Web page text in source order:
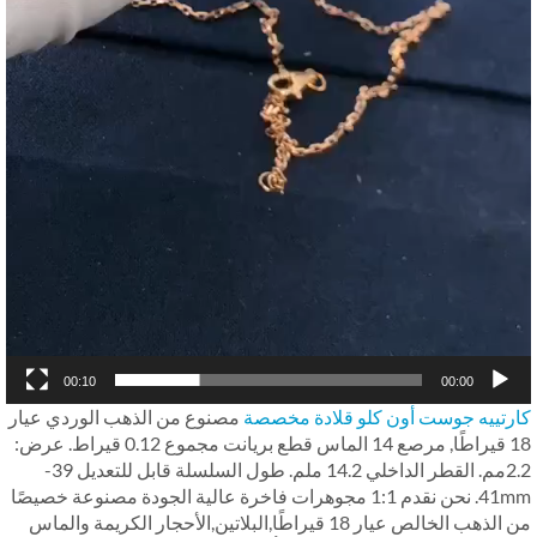
00:00
00:10
جوست أون كلو قلادة مخصصةمصنوع من الذهب الوردي عيار
18 قيراطًا, مرصع 14 الماس قطع بريانت مجموع 0.12 قيراط. عرض:
2.2مم. القطر الداخلي 14.2 ملم. طول السلسلة قابل للتعديل 39-
41mm. نحن نقدم 1:1 مجوهرات فاخرة عالية الجودة مصنوعة خصيصًا
من الذهب الخالص عيار 18 قيراطًا,البلاتين,الأحجار الكريمة والماس